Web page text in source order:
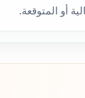
أو المتوقعة.